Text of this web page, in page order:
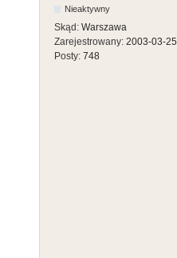
Nieaktywny
Skąd: Warszawa
Zarejestrowany: 2003-03-25
Posty: 748